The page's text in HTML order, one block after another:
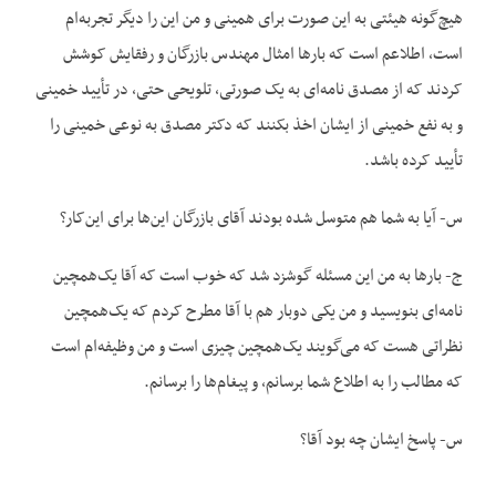
هیچ‌گونه هیئتی به این صورت برای همینی و من این را دیگر تجربه‌ام
است، اطلاعم است که بارها امثال مهندس بازرگان و رفقایش کوشش
کردند که از مصدق نامه‌ای به یک صورتی، تلویحی حتی، در تأیید خمینی
و به نفع خمینی از ایشان اخذ بکنند که دکتر مصدق به نوعی خمینی را
تأیید کرده باشد.
س- آیا به شما هم متوسل شده بودند آقای بازرگان این‌ها برای این‌کار؟
ج- بارها به من این مسئله گوشزد شد که خوب است که آقا یک‌همچین
نامه‌ای بنویسید و من یکی دوبار هم با آقا مطرح کردم که یک‌همچین
نظراتی هست که می‌گویند یک‌همچین چیزی است و من وظیفه‌ام است
که مطالب را به اطلاع شما برسانم، و پیغام‌ها را برسانم.
س- پاسخ ایشان چه بود آقا؟